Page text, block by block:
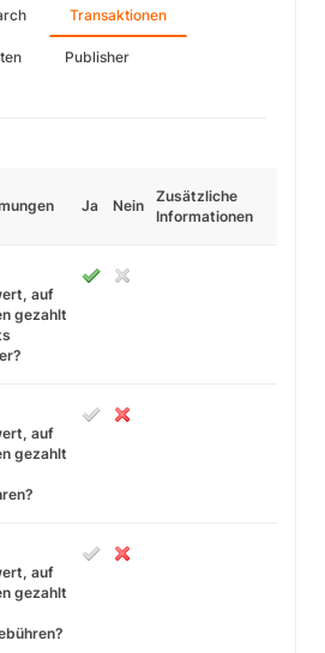
Transaktionen
Publisher
Ja Nein
Zusätzliche
Informationen
auf
gezahlt
auf
gezahlt
auf
gezahlt